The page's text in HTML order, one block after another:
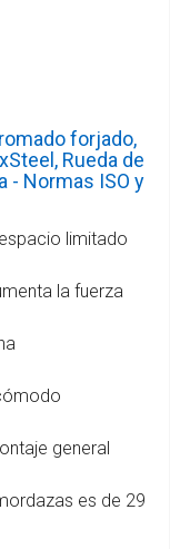
forjado,
Rueda de
- Normas ISO y
limitado
la fuerza
general
es de 29